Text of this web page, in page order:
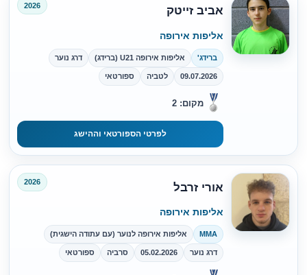
אביב זייטק 2026
אליפות אירופה
ברידג' אליפות אירופה U21 (ברידג) דרג נוער
09.07.2026 לטביה ספורטאי
מקום: 2
לפרטי הספורטאי וההישג
אורי זרבל 2026
אליפות אירופה
MMA אליפות אירופה לנוער (עם עתודה הישגית)
דרג נוער 05.02.2026 סרביה ספורטאי